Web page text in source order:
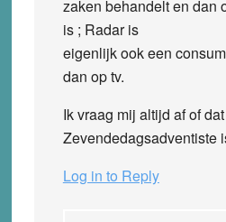
zaken behandelt en dan
is ; Radar is
eigenlijk ook een
dan op tv.
Ik vraag mij altijd af of
Zevendedagsadventiste
Log in to Reply